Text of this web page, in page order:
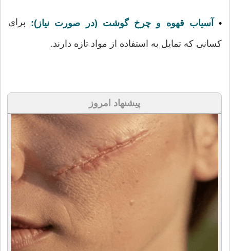
• آسیاب قهوه و چرخ گوشت (در صورت نیاز): برای
کسانی که تمایل به استفاده از مواد تازه دارند.
پیشنهاد امروز